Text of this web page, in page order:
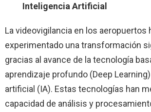
Inteligencia Artificial
La videovigilancia en los aeropuertos
experimentado una transformación
gracias al avance de la tecnología
aprendizaje profundo (Deep
artificial (IA). Estas tecnologías han
capacidad de análisis y